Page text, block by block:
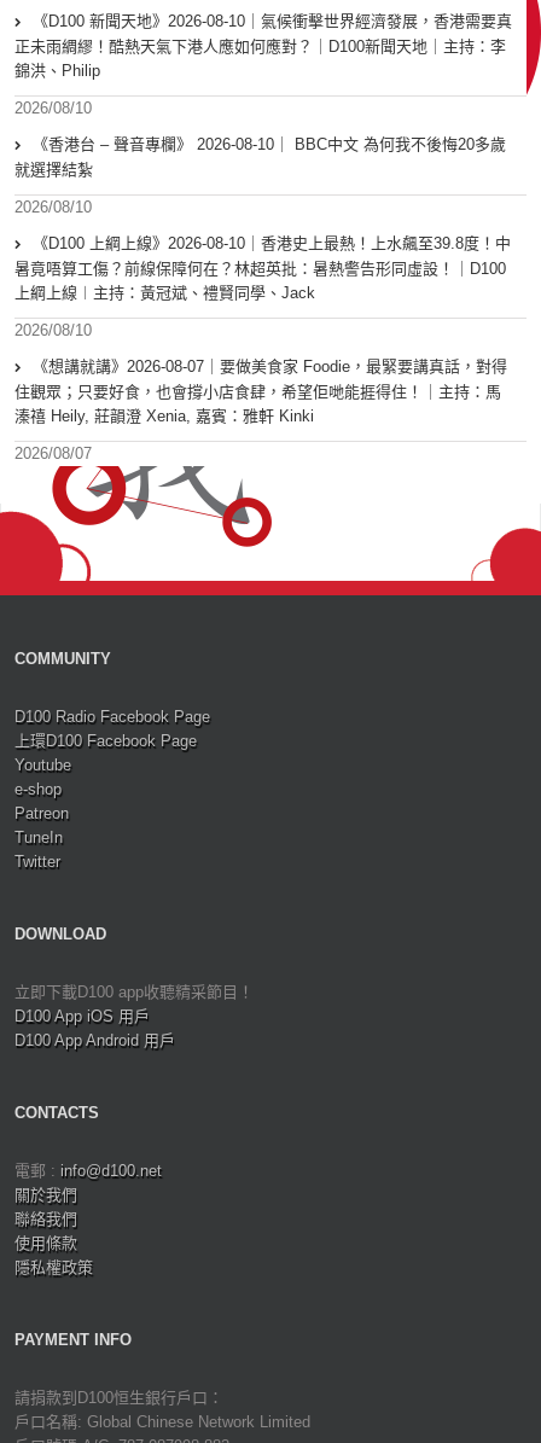
《D100 新聞天地》2026-08-10｜氣候衝擊世界經濟發展，香港需要真
正未雨綢繆！酷熱天氣下港人應如何應對？｜D100新聞天地｜主持：李
錦洪、Philip
2026/08/10
《香港台 – 聲音專欄》 2026-08-10｜ BBC中文 為何我不後悔20多歲
就選擇結紮
2026/08/10
《D100 上綱上線》2026-08-10｜香港史上最熱！上水飆至39.8度！中
暑竟唔算工傷？前線保障何在？林超英批：暑熱警告形同虛設！｜D100
上綱上線︱主持：黃冠斌、禮賢同學、Jack
2026/08/10
《想講就講》2026-08-07｜要做美食家 Foodie，最緊要講真話，對得
住觀眾；只要好食，也會撐小店食肆，希望佢哋能捱得住！｜主持：馬
溱禧 Heily, 莊韻澄 Xenia, 嘉賓：雅軒 Kinki
2026/08/07
COMMUNITY
D100 Radio Facebook Page
上環D100 Facebook Page
Youtube
e-shop
Patreon
TuneIn
Twitter
DOWNLOAD
立即下載D100 app收聽精采節目！
D100 App iOS 用戶
D100 App Android 用戶
CONTACTS
電郵 : info@d100.net
關於我們
聯絡我們
使用條款
隱私權政策
PAYMENT INFO
請捐款到D100恒生銀行戶口：
戶口名稱: Global Chinese Network Limited